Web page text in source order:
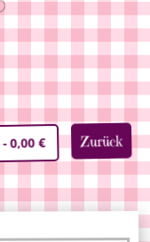
Zurück
0,00 €